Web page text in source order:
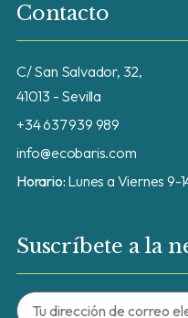
Contacto
C/ San Salvador, 32,
41013 - Sevilla
+34 637 939 989
info@ecobaris.com
Horario: Lunes a Viernes 9-
Suscríbete a la